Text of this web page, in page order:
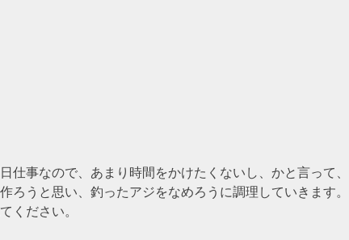
事なので、あまり時間をかけたくないし、かと言って、
うと思い、釣ったアジをなめろうに調理していきます。
ください。